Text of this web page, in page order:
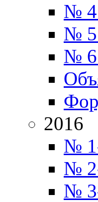
№ 4
№ 5
№ 6
2016
№
№
№